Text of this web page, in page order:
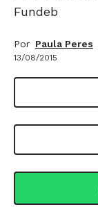
Fundeb
Por Paula Peres
13/08/2015